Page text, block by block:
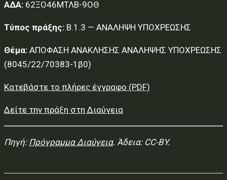
ΑΔΑ: 62ΞΟ46ΜΤΛΒ-9ΟΘ
Τύπος πράξης: Β.1.3 — ΑΝΑΛΗΨΗ ΥΠΟΧΡΕΩΣΗΣ
Θέμα: ΑΠΟΦΑΣΗ ΑΝΑΚΛΗΣΗΣ ΑΝΑΛΗΨΗΣ ΥΠΟΧΡΕΩΣΗΣ
(8045/22/70383-1β0)
Κατεβάστε το πλήρες έγγραφο (PDF)
Δείτε την πράξη στη Διαύγεια
Πηγή: Πρόγραμμα Διαύγεια. Άδεια: CC-BY.